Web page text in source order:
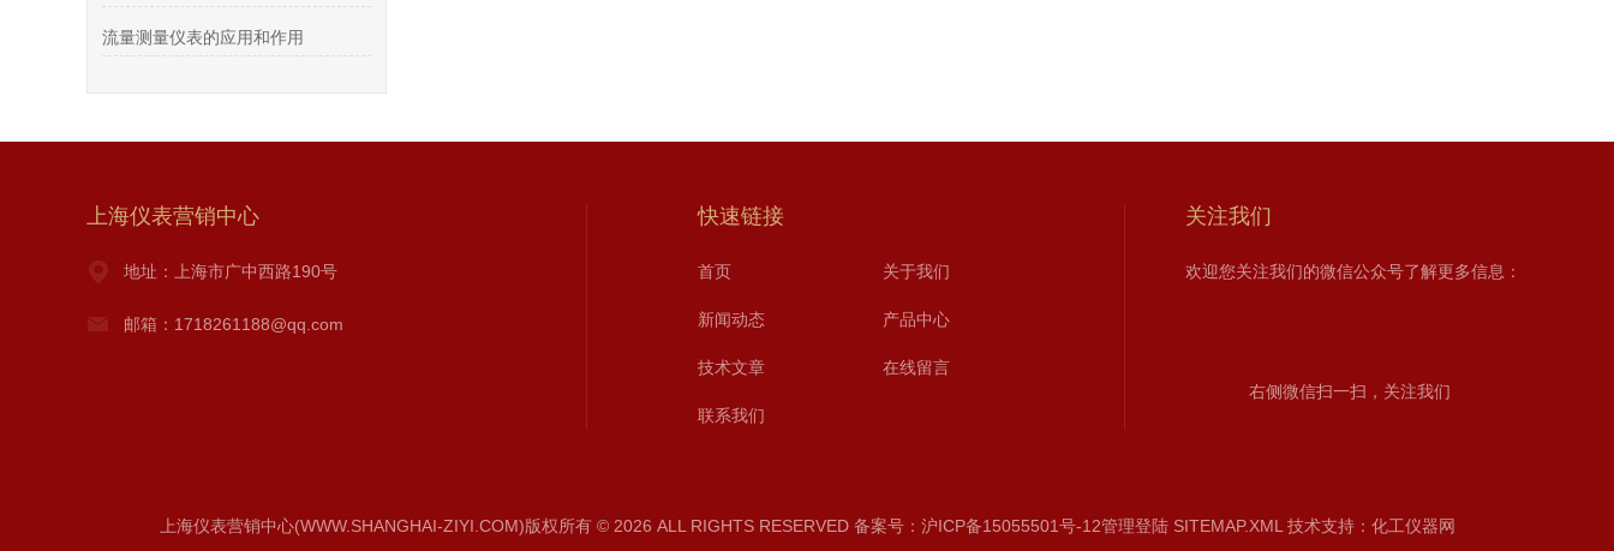
流量测量仪表的应用和作用
上海仪表营销中心
地址：上海市广中西路190号
邮箱：1718261188@qq.com
快速链接
首页 关于我们
新闻动态 产品中心
技术文章 在线留言
联系我们
关注我们
欢迎您关注我们的微信公众号了解更多信息：
右侧微信扫一扫，关注我们
上海仪表营销中心(WWW.SHANGHAI-ZIYI.COM)版权所有 © 2026 ALL RIGHTS RESERVED 备案号：沪ICP备15055501号-12管理登陆 SITEMAP.XML 技术支持： 化工仪器网